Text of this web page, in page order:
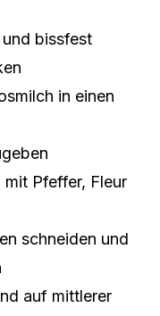
bissfest
in einen
Pfeffer, Fleur
schneiden und
auf mittlerer